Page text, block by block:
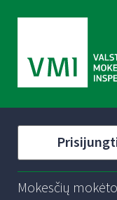
Mokesčių